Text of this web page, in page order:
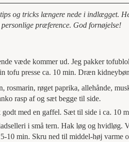
og tricks længere nede i indlægget.
præference. God fornøjelse!
væde kommer ud. Jeg pakker
tofu presse ca. 10 min. Dræn
rosmarin, røget paprika, allehånde,
rasp af og sæt begge til side.
med en gaffel. Sæt til side i ca. 10
i små tern. Hak løg og hvidløg.
10 min. Skru ned til middel-høj varme